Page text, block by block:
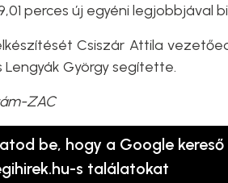
perces új egyéni
Csiszár Attila
Lengyák György segítette.
ZAC
be, hogy a Google
s találatokat